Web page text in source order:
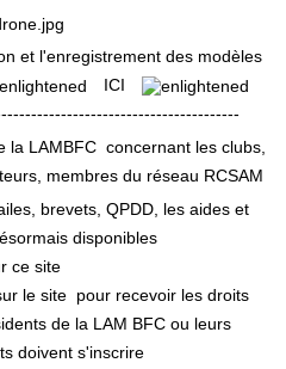
et l'enregistrement des modèles
ICI
LAMBFC concernant les clubs,
membres du réseau RCSAM
brevets, QPDD, les aides et
disponibles
ce site
le site pour recevoir les droits
de la LAM BFC ou leurs
doivent s'inscrire